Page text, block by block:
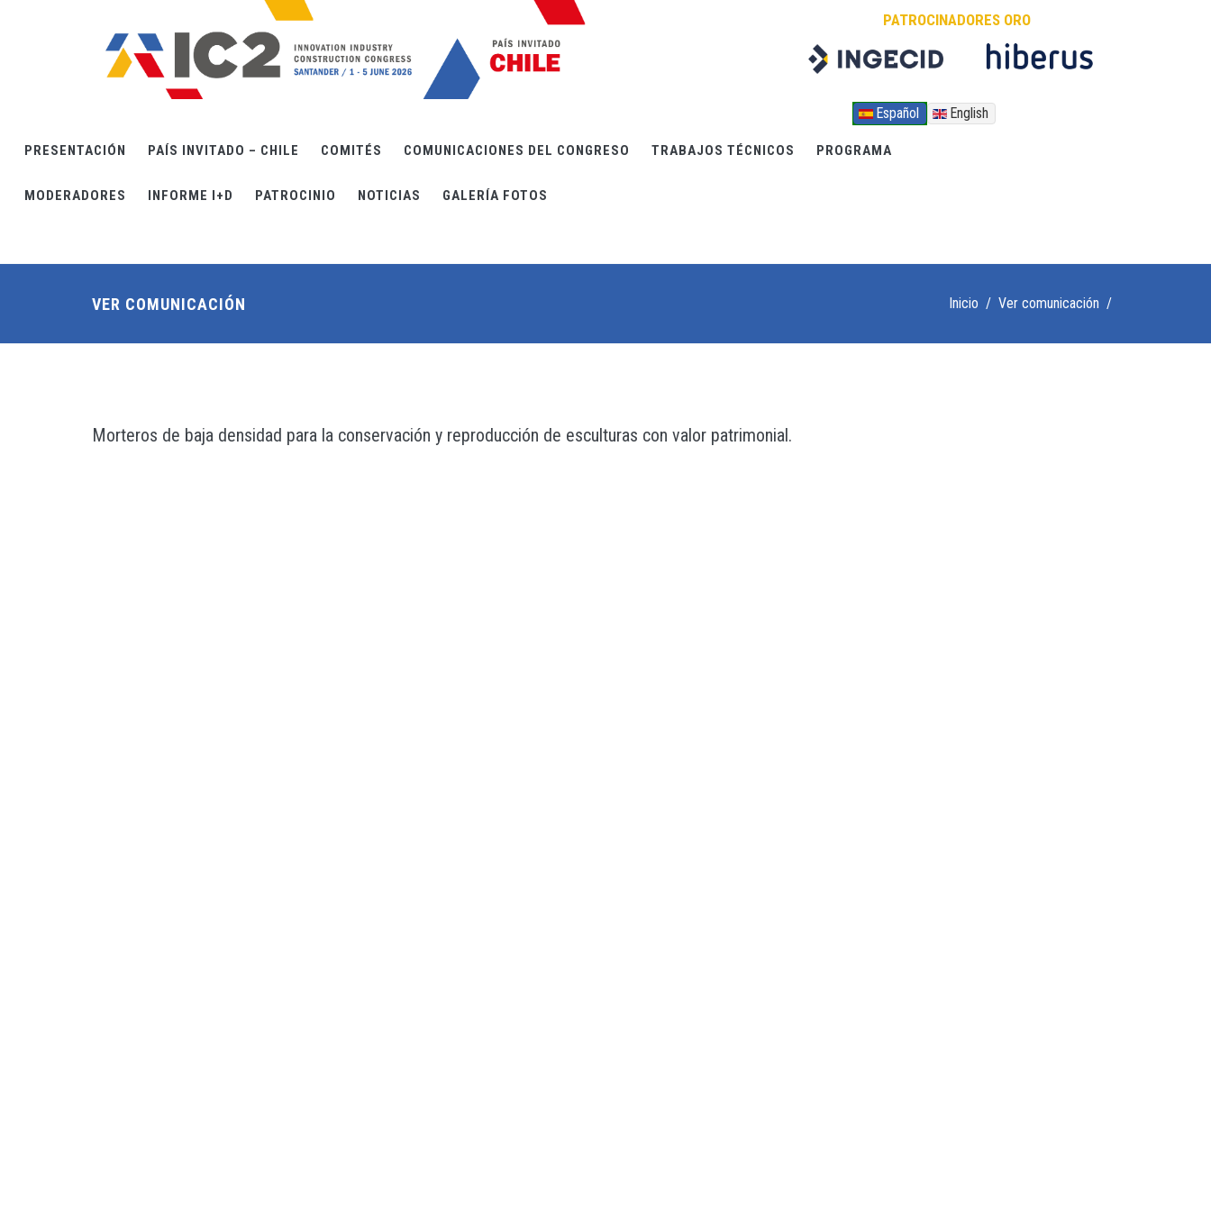
PATROCINADORES ORO
Español English
PRESENTACIÓN PAÍS INVITADO – CHILE COMITÉS COMUNICACIONES DEL CONGRESO TRABAJOS TÉCNICOS PROGRAMA
MODERADORES INFORME I+D PATROCINIO NOTICIAS GALERÍA FOTOS
VER COMUNICACIÓN Inicio / Ver comunicación /
Morteros de baja densidad para la conservación y reproducción de esculturas con valor patrimonial.